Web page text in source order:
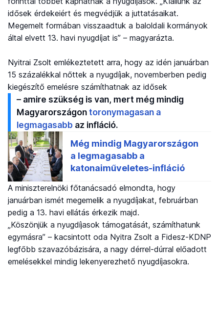
idősek érdekeiért és megvédjük a juttatásaikat.
Megemelt formában visszaadtuk a baloldali kormányok
által elvett 13. havi nyugdíjat is” – magyarázta.
Nyitrai Zsolt emlékeztetett arra, hogy az idén januárban
15 százalékkal nőttek a nyugdíjak, novemberben pedig
kiegészítő emelésre számíthatnak az idősek
– amire szükség is van, mert még mindig
Magyarországontoronymagasan a
legmagasabb az infláció.
A miniszterelnöki főtanácsadó elmondta, hogy
januárban ismét megemelik a nyugdíjakat, februárban
pedig a 13. havi ellátás érkezik majd.
„Köszönjük a nyugdíjasok támogatását, számíthatunk
egymásra” – kacsintott oda Nyitra Zsolt a Fidesz-KDNP
legfőbb szavazóbázisára, a nagy dérrel-dúrral előadott
emelésekkel mindig lekenyerezhető nyugdíjasokra.